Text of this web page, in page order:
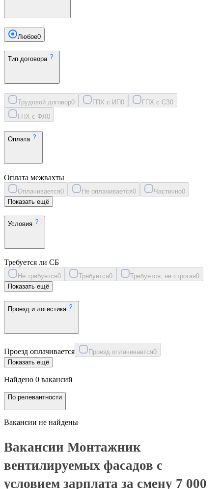
Любое0
Тип договора
Трудовой договор0 ГПХ с ИП0 ГПХ с СЗ0
ГПХ с ФЛ 0
Оплата
Оплата межвахты
Оплачивается0 Не оплачивается0 Частично0
Показать ещё
Условия
Требуется ли СБ
Не требуется0 Требуется0 Требуется, не строгая0
Показать ещё
Проезд и логистика
Проезд оплачивается Проезд оплачивается0
Показать ещё
Найдено 0 вакансий
По релевантности
Вакансии не найдены
Вакансии Монтажник
вентилируемых фасадов с
условием зарплата за смену 7 000